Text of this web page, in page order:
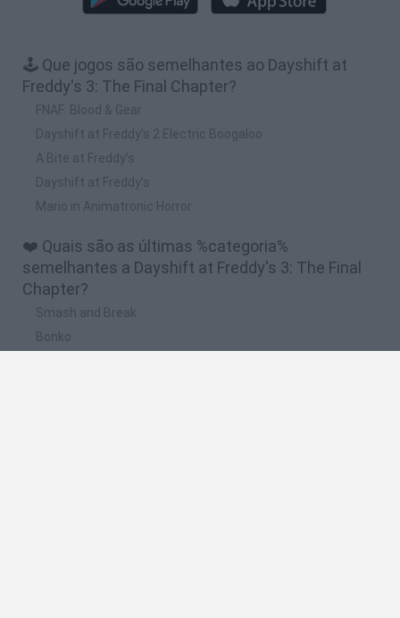
🕹️ Que jogos são semelhantes ao Dayshift at
Freddy's 3: The Final Chapter?
FNAF: Blood & Gear
Dayshift at Freddy’s 2 Electric Boogaloo
A Bite at Freddy’s
Dayshift at Freddy’s
Mario in Animatronic Horror
❤️ Quais são as últimas %categoria%
semelhantes a Dayshift at Freddy's 3: The Final
Chapter?
Smash and Break
Bonko